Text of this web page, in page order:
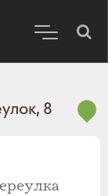
8